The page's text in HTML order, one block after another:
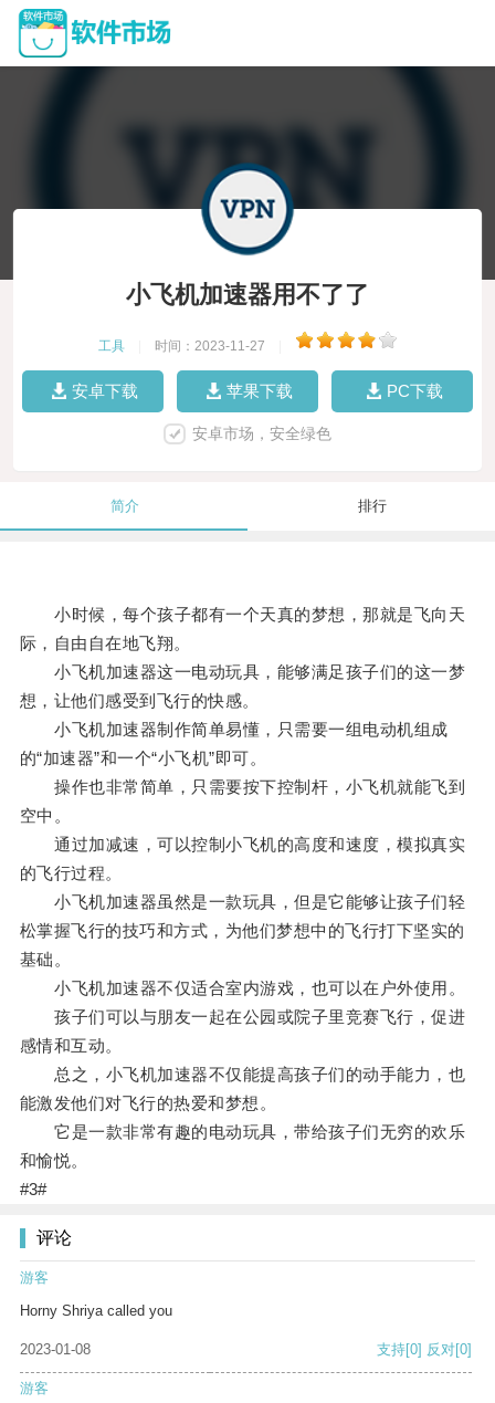
小飞机加速器用不了了
工具 时间：2023-11-27
安卓下载 苹果下载 PC下载
安卓市场，安全绿色
简介 排行
小时候，每个孩子都有一个天真的梦想，那就是飞向天
际，自由自在地飞翔。
小飞机加速器这一电动玩具，能够满足孩子们的这一梦
想，让他们感受到飞行的快感。
小飞机加速器制作简单易懂，只需要一组电动机组成
的“加速器”和一个“小飞机”即可。
操作也非常简单，只需要按下控制杆，小飞机就能飞到
空中。
通过加减速，可以控制小飞机的高度和速度，模拟真实
的飞行过程。
小飞机加速器虽然是一款玩具，但是它能够让孩子们轻
松掌握飞行的技巧和方式，为他们梦想中的飞行打下坚实的
基础。
小飞机加速器不仅适合室内游戏，也可以在户外使用。
孩子们可以与朋友一起在公园或院子里竞赛飞行，促进
感情和互动。
总之，小飞机加速器不仅能提高孩子们的动手能力，也
能激发他们对飞行的热爱和梦想。
它是一款非常有趣的电动玩具，带给孩子们无穷的欢乐
和愉悦。
#3#
评论
游客
Horny Shriya called you
2023-01-08 支持[0] 反对[0]
游客